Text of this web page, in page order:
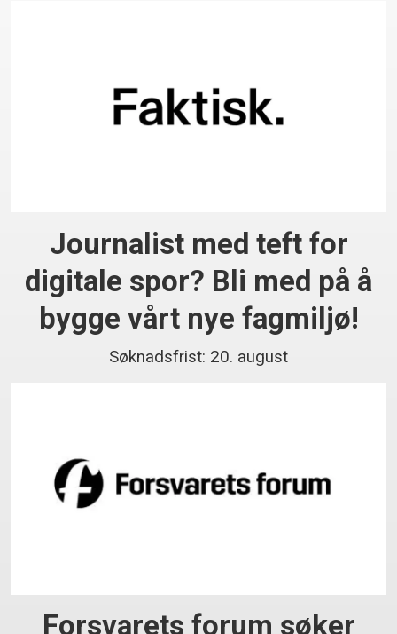
Journalist med teft for
digitale spor? Bli med på å
bygge vårt nye fagmiljø!
Søknadsfrist: 20. august
Forsvarets forum søker